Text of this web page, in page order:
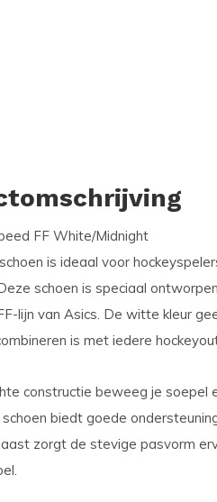
FF White/Midnight
is ideaal voor
schoen is speciaal
lijn van Asics. De witte kleur
is met iedere
constructie beweeg je soepel
biedt goede
zorgt de stevige pasvorm